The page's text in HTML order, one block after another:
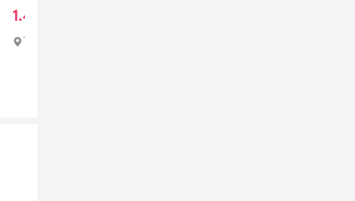
1.450.000 đ
Thành phố Tam Kỳ